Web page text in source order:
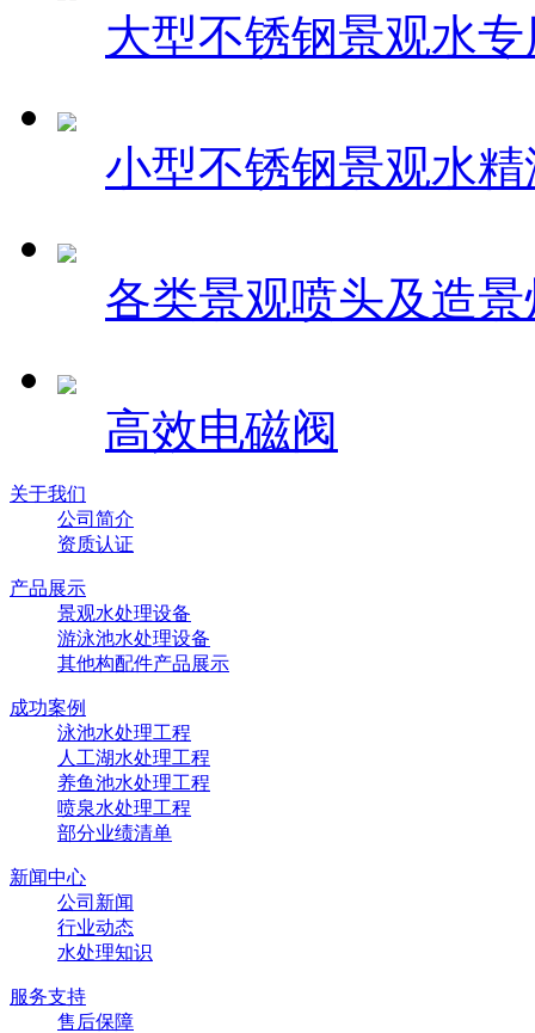
大型不锈钢景观水专
小型不锈钢景观水精
各类景观喷头及造景
高效电磁阀
关于我们
公司简介
资质认证
产品展示
景观水处理设备
游泳池水处理设备
其他构配件产品展示
成功案例
泳池水处理工程
人工湖水处理工程
养鱼池水处理工程
喷泉水处理工程
部分业绩清单
新闻中心
公司新闻
行业动态
水处理知识
服务支持
售后保障